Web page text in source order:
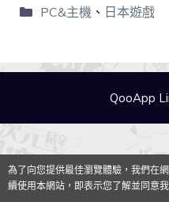
PC&主機、 日本遊戲
QooApp
為了向您提供最佳瀏覽體驗，我們在
續使用本網站，即表示您了解並同意